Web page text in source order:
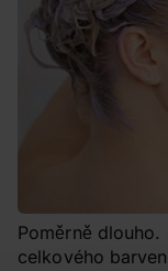
Poměrně
celkového